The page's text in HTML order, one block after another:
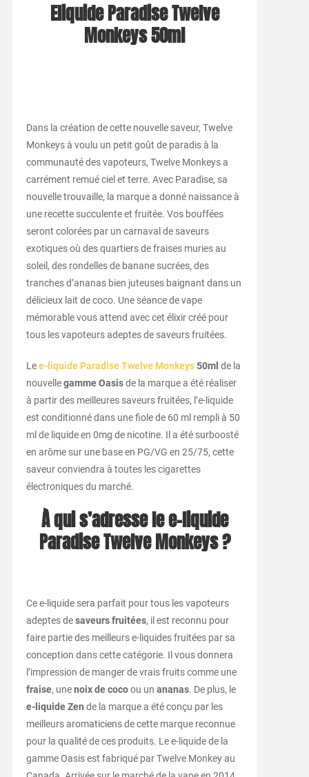
Eliquide Paradise Twelve
Monkeys 50ml
Dans la création de cette nouvelle saveur, Twelve
Monkeys à voulu un petit goût de paradis à la
communauté des vapoteurs, Twelve Monkeys a
carrément remué ciel et terre. Avec Paradise, sa
nouvelle trouvaille, la marque a donné naissance à
une recette succulente et fruitée. Vos bouffées
seront colorées par un carnaval de saveurs
exotiques où des quartiers de fraises muries au
soleil, des rondelles de banane sucrées, des
tranches d’ananas bien juteuses baignant dans un
délicieux lait de coco. Une séance de vape
mémorable vous attend avec cet élixir créé pour
tous les vapoteurs adeptes de saveurs fruitées.
Lee-liquide Paradise Twelve Monkeys50ml de la
nouvellegamme Oasisde la marque a été réaliser
à partir des meilleures saveurs fruitées, l’e-liquide
est conditionné dans une fiole de 60 ml rempli à 50
ml de liquide en 0mg de nicotine. Il a été surboosté
en arôme sur une base en PG/VG en 25/75, cette
saveur conviendra à toutes les cigarettes
électroniques du marché.
À qui s’adresse le e-liquide
Paradise Twelve Monkeys ?
Ce e-liquide sera parfait pour tous les vapoteurs
adeptes desaveurs fruitées, il est reconnu pour
faire partie des meilleurs e-liquides fruitées par sa
conception dans cette catégorie. Il vous donnera
l’impression de manger de vrais fruits comme une
fraise, unenoix de cocoou un ananas. De plus, le
e-liquide Zen de la marque a été conçu par les
meilleurs aromaticiens de cette marque reconnue
pour la qualité de ces produits. Le e-liquide de la
gamme Oasis est fabriqué par Twelve Monkey au